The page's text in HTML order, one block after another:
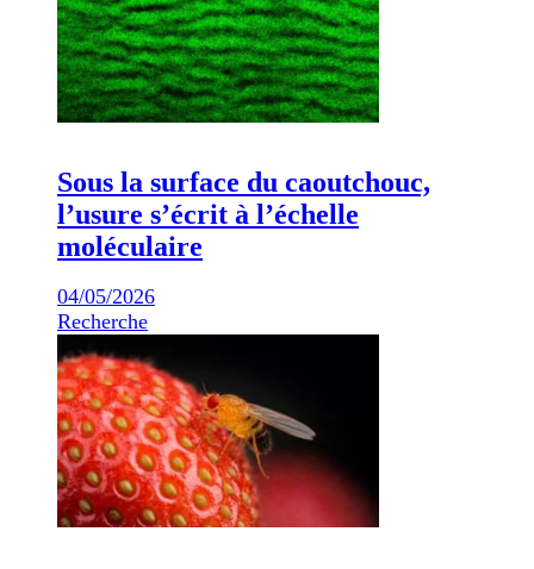
Sous la surface du caoutchouc,
l’usure s’écrit à l’échelle
moléculaire
04/05/2026
Recherche